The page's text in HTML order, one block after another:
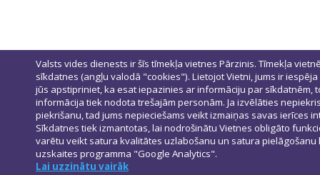
Valsts vides dienests ir šīs tīmekļa vietnes Pārzinis. Tīmekļa
sīkdatnes (angļu valodā "cookies"). Lietojot Vietni, jums ir
jūs apstipriniet, ka esat iepazinies ar informāciju par sīkdatnēm,
informācija tiek nodota trešajām personām. Ja izvēlāties
piekrišanu, tad jums nepieciešams veikt izmaiņas savas ierīces
Sīkdatnes tiek izmantotas, lai nodrošinātu Vietnes obligāto
varētu veikt satura kvalitātes uzlabošanu un satura
uzskaites programma "Google Analytics".
Lai uzzinātu vairāk